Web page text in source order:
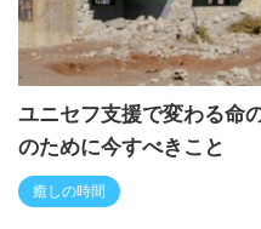
ユニセフ支援で変わる命
のために今すべきこと
癒しの時間